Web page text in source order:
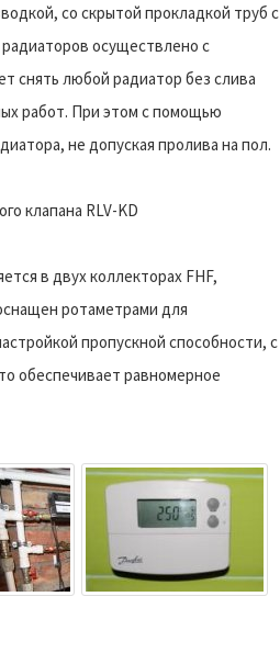
со скрытой прокладкой труб с
осуществлено с
снять любой радиатор без слива
работ. При этом с помощью
не допуская пролива на пол.
клапана RLV-KD
в двух коллекторах FHF,
ротаметрами для
пропускной способности, с
обеспечивает равномерное